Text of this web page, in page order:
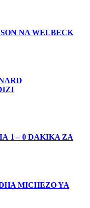
NA WELBECK
1 – 0 DAKIKA ZA
MICHEZO YA